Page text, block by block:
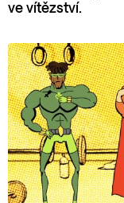
ve vítězství.